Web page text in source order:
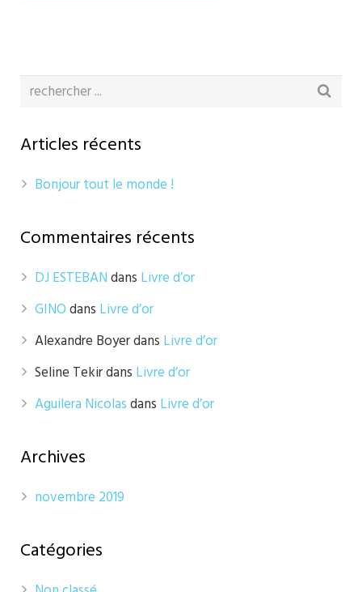
Articles récents
Bonjour tout le monde !
Commentaires récents
DJ ESTEBANdans Livre d’or
GINOdans Livre d’or
Alexandre Boyerdans Livre d’or
Seline Tekirdans Livre d’or
Aguilera Nicolasdans Livre d’or
Archives
novembre 2019
Catégories